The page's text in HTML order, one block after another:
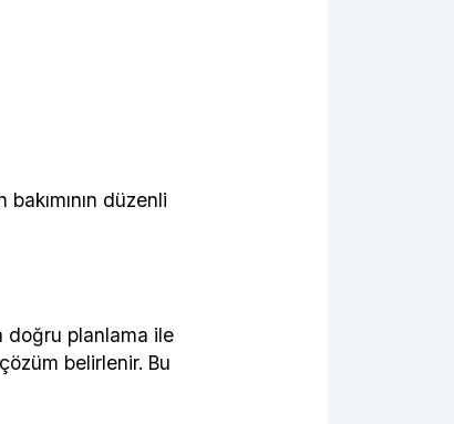
düzenli
doğru planlama ile
belirlenir. Bu